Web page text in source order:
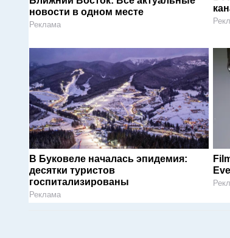
новости в одном месте
Реклама
В Буковеле началась эпидемия:
десятки туристов
госпитализированы
Реклама